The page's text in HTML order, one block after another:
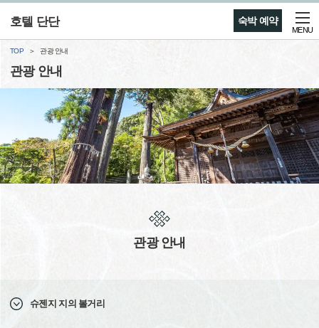
숙박 예약
호텔 단단
MENU
TOP 관광 안내
관광 안내
관광 안내
슈젠지 지의 볼거리